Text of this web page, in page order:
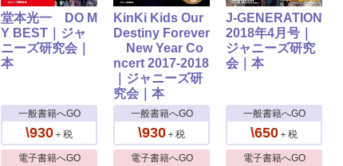
堂本光一 DO M
Y BEST｜ジャ
ニーズ研究会｜
本
一般書籍へGO
\930 ＋税
電子書籍へGO
KinKi Kids Our
Destiny Forever
New Year Co
ncert 2017-2018
｜ジャニーズ研
究会｜本
一般書籍へGO
\930 ＋税
電子書籍へGO
J-GENERATION
2018年4月号｜
ジャニーズ研究
会｜本
一般書籍へGO
\650 ＋税
電子書籍へGO